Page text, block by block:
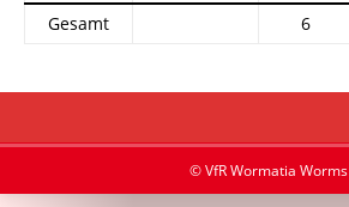
Gesamt 6
© VfR Wormatia Worms